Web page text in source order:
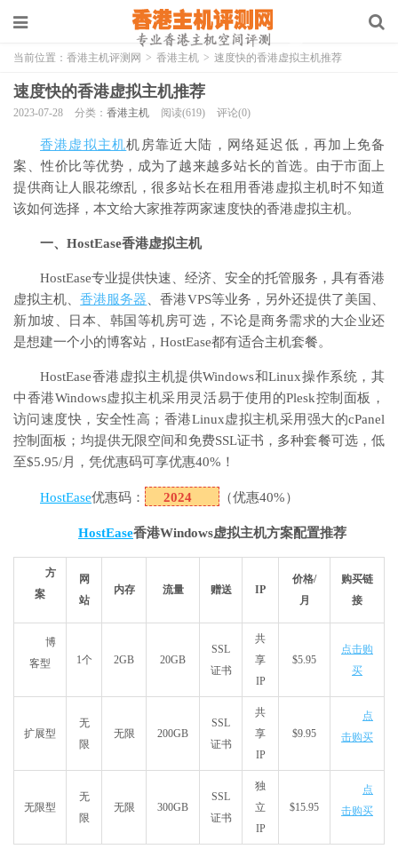
当前位置： 香港主机评测网 > 香港主机 > 速度快的香港虚拟主机推荐
速度快的香港虚拟主机推荐
2023-07-28 分类： 香港主机 阅读(619) 评论(0)
香港虚拟主机机房靠近大陆，网络延迟低，再加上免备
案、性价比等优势，成为了越来越多站长的首选。由于市面上
提供商让人眼花缭乱，很多站长在租用香港虚拟主机时不知道
该如何选择，本文给大家推荐两家速度快的香港虚拟主机。
一、HostEase香港虚拟主机
HostEase专业提供快速、经济、安全的托管服务，具有香港
虚拟主机、香港服务器 、香港VPS等业务，另外还提供了美国、
新加坡、日本、韩国等机房可选，不论是商务需求的大企业还
是想建一个小的博客站，HostEase都有适合主机套餐。
HostEase香港虚拟主机提供Windows和Linux操作系统，其
中香港Windows虚拟主机采用灵活易于使用的Plesk控制面板，
访问速度快，安全性高；香港Linux虚拟主机采用强大的cPanel
控制面板；均提供无限空间和免费SSL证书，多种套餐可选，低
至$5.95/月，凭优惠码可享优惠40%！
HostEase优惠码： 2024 （优惠40%）
HostEase香港Windows虚拟主机方案配置推荐
方
案
网
站
内存 流量 赠送 IP
价格/
月
购买链
接
博
客型
1个 2GB 20GB
SSL
证书
共
享
IP
$5.95
点击购
买
扩展型
无
限
无限 200GB
SSL
证书
共
享
IP
$9.95
点
击购买
无限型
无
限
无限 300GB
SSL
证书
独
立
IP
$15.95
点
击购买